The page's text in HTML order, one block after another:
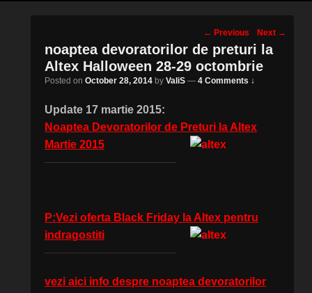
Post
navigation
← Previous Next →
noaptea devoratorilor de preturi la
Altex Halloween 28-29 octombrie
Posted on October 28, 2014 by ValiS — 4 Comments ↓
Update 17 martie 2015:
Noaptea Devoratorilor de Preturi la Altex
Martie 2015
P:Vezi oferta Black Friday la Altex pentru
indragostiti
vezi aici info despre noaptea devoratorilor